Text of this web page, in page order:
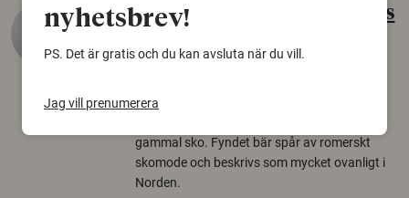
Gammalt skinn var Sveriges
Det som arkeologer länge trodde var en
gammal sko. Fyndet bär spår av romerskt
skomode och beskrivs som mycket ovanligt i
Norden.
nyhetsbrev!
PS. Det är gratis och du kan avsluta när du vill.
Jag vill prenumerera